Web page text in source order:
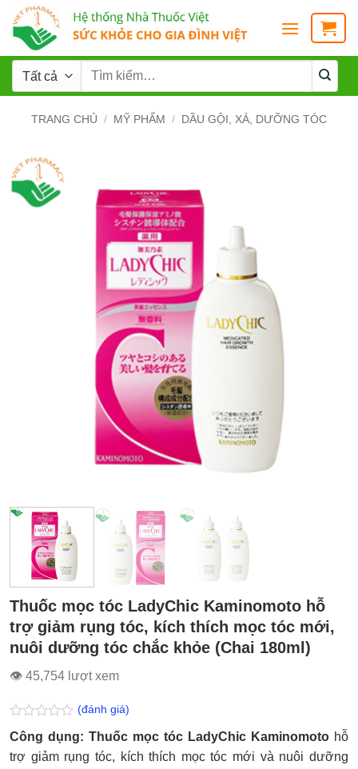
TRANG CHỦ / MỸ PHẨM / DẦU GỘI, XẢ, DƯỠNG TÓC
Thuốc mọc tóc LadyChic Kaminomoto hỗ
trợ giảm rụng tóc, kích thích mọc tóc mới,
nuôi dưỡng tóc chắc khỏe (Chai 180ml)
👁 45,754 lượt xem
Được
xếp
hạng
(đánh giá)
Công dụng: Thuốc mọc tóc LadyChic Kaminomoto hỗ
trợ giảm rụng tóc, kích thích mọc tóc mới và nuôi dưỡng